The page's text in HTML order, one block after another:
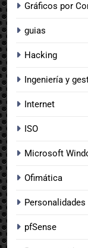
Gráficos por
guias
Hacking
Ingeniería y
Internet
ISO
Microsoft
Ofimática
pfSense